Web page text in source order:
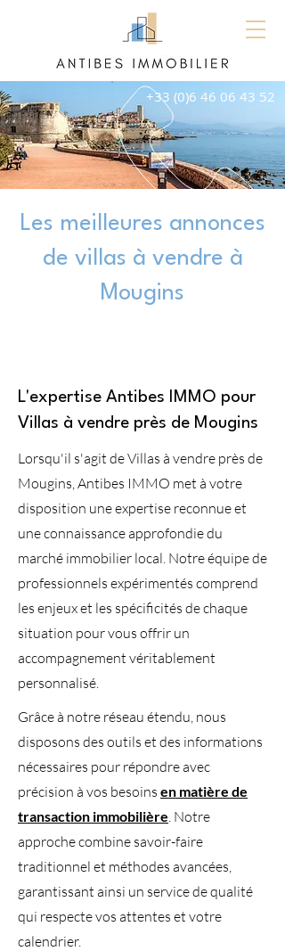
+33 (0)6 46 06 43 52
Les meilleures annonces
de villas à vendre à
Mougins
L'expertise Antibes IMMO pour
Villas à vendre près de Mougins
Lorsqu'il s'agit de Villas à vendre près de
Mougins, Antibes IMMO met à votre
disposition une expertise reconnue et
une connaissance approfondie du
marché immobilier local. Notre équipe de
professionnels expérimentés comprend
les enjeux et les spécificités de chaque
situation pour vous offrir un
accompagnement véritablement
personnalisé.
Grâce à notre réseau étendu, nous
disposons des outils et des informations
nécessaires pour répondre avec
précision à vos besoins en matière de
transaction immobilière. Notre
approche combine savoir-faire
traditionnel et méthodes avancées,
garantissant ainsi un service de qualité
qui respecte vos attentes et votre
calendrier.